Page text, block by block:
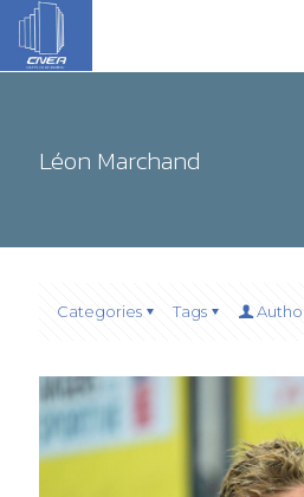
Léon Marchand
Categories Tags